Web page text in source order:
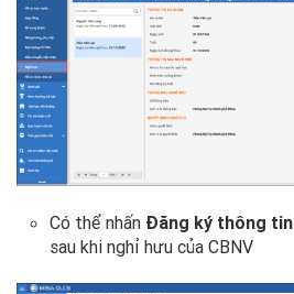
Có thể nhấn Đăng ký thông tin
sau khi nghỉ hưu của CBNV